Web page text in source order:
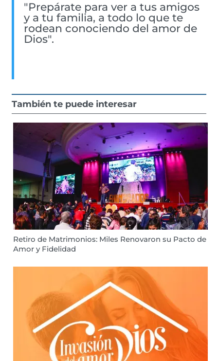
"Prepárate para ver a tus amigos
y a tu familia, a todo lo que te
rodean conociendo del amor de
Dios".
También te puede interesar
Retiro de Matrimonios: Miles Renovaron su Pacto de
Amor y Fidelidad